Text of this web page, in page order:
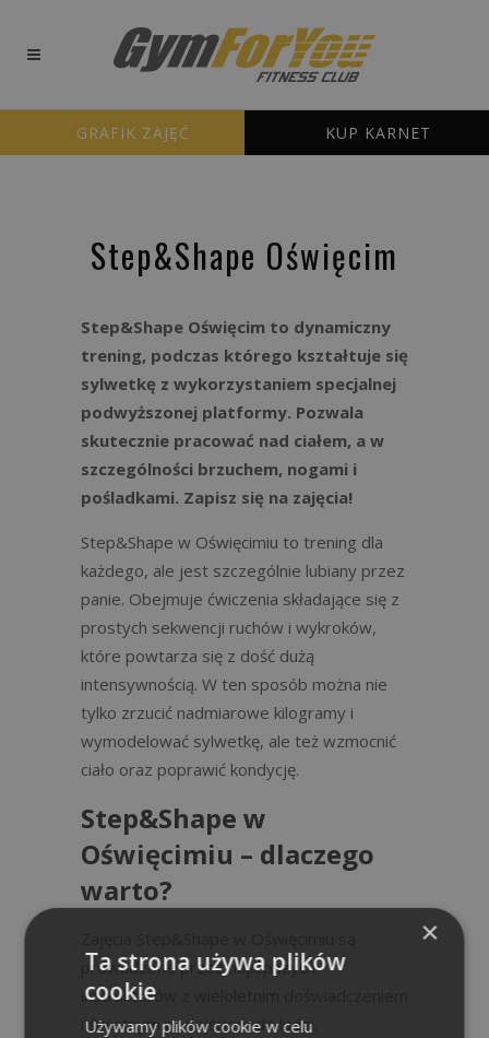
GRAFIK ZAJĘĆ KUP KARNET
Step&Shape Oświęcim
Step&Shape Oświęcim to dynamiczny
trening, podczas którego kształtuje się
sylwetkę z wykorzystaniem specjalnej
podwyższonej platformy. Pozwala
skutecznie pracować nad ciałem, a w
szczególności brzuchem, nogami i
pośladkami. Zapisz się na zajęcia!
Step&Shape w Oświęcimiu to trening dla
każdego, ale jest szczególnie lubiany przez
panie. Obejmuje ćwiczenia składające się z
prostych sekwencji ruchów i wykroków,
które powtarza się z dość dużą
intensywnością. W ten sposób można nie
tylko zrzucić nadmiarowe kilogramy i
wymodelować sylwetkę, ale też wzmocnić
ciało oraz poprawić kondycję.
Step&Shape w
Oświęcimiu – dlaczego
warto?
prowadzone przez najlepszych
instruktorów z wieloletnim doświadczeniem
i świetnym podejściem do ludzi.
×
Ta strona używa plików
cookie
Używamy plików cookie w celu